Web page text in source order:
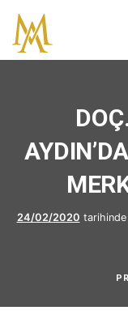
24/02/2020 tarihinde